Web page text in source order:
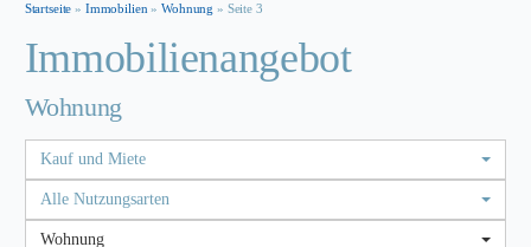
Startseite » Immobilien »Wohnung » Seite 3
Immobilien­angebot
Wohnung
Kauf und Miete
Alle Nutzungsarten
Wohnung